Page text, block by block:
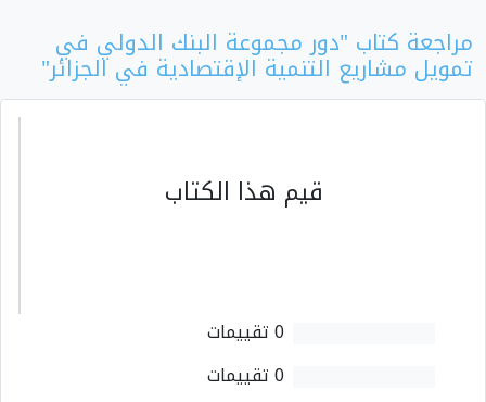
مراجعة كتاب "دور مجموعة البنك الدولي في
تمويل مشاريع التنمية الإقتصادية في الجزائر"
قيم هذا الكتاب
0 تقييمات
0 تقييمات